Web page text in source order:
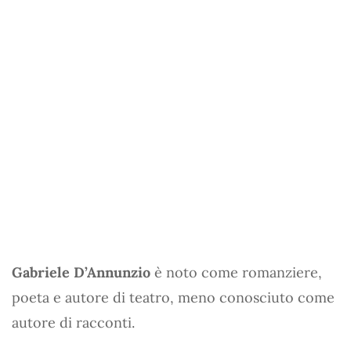
Gabriele D’Annunzio è noto come romanziere,
poeta e autore di teatro, meno conosciuto come
autore di racconti.